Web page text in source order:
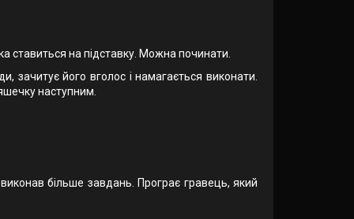
ставиться на підставку. Можна починати.
зачитує його вголос і намагається виконати.
наступним.
більше завдань. Програє гравець, який